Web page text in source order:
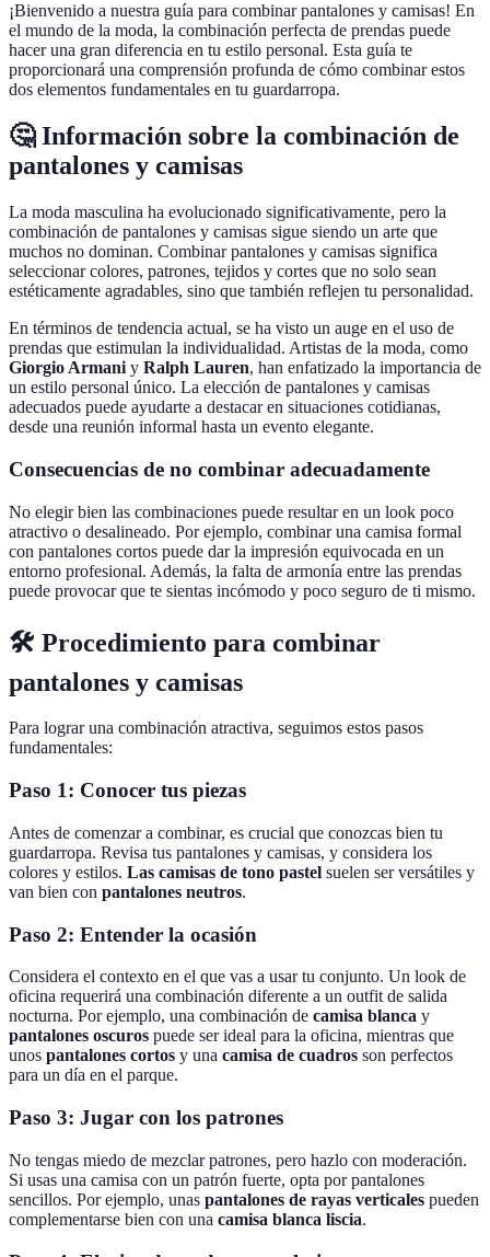
¡Bienvenido a nuestra guía para combinar pantalones y camisas! En
el mundo de la moda, la combinación perfecta de prendas puede
hacer una gran diferencia en tu estilo personal. Esta guía te
proporcionará una comprensión profunda de cómo combinar estos
dos elementos fundamentales en tu guardarropa.
🤔 Información sobre la combinación de
pantalones y camisas
La moda masculina ha evolucionado significativamente, pero la
combinación de pantalones y camisas sigue siendo un arte que
muchos no dominan. Combinar pantalones y camisas significa
seleccionar colores, patrones, tejidos y cortes que no solo sean
estéticamente agradables, sino que también reflejen tu personalidad.
En términos de tendencia actual, se ha visto un auge en el uso de
prendas que estimulan la individualidad. Artistas de la moda, como
Giorgio Armani y Ralph Lauren, han enfatizado la importancia de
un estilo personal único. La elección de pantalones y camisas
adecuados puede ayudarte a destacar en situaciones cotidianas,
desde una reunión informal hasta un evento elegante.
Consecuencias de no combinar adecuadamente
No elegir bien las combinaciones puede resultar en un look poco
atractivo o desalineado. Por ejemplo, combinar una camisa formal
con pantalones cortos puede dar la impresión equivocada en un
entorno profesional. Además, la falta de armonía entre las prendas
puede provocar que te sientas incómodo y poco seguro de ti mismo.
🛠️ Procedimiento para combinar
pantalones y camisas
Para lograr una combinación atractiva, seguimos estos pasos
fundamentales:
Paso 1: Conocer tus piezas
Antes de comenzar a combinar, es crucial que conozcas bien tu
guardarropa. Revisa tus pantalones y camisas, y considera los
colores y estilos. Las camisas de tono pastel suelen ser versátiles y
van bien con pantalones neutros.
Paso 2: Entender la ocasión
Considera el contexto en el que vas a usar tu conjunto. Un look de
oficina requerirá una combinación diferente a un outfit de salida
nocturna. Por ejemplo, una combinación de camisa blanca y
pantalones oscuros puede ser ideal para la oficina, mientras que
unos pantalones cortos y una camisa de cuadros son perfectos
para un día en el parque.
Paso 3: Jugar con los patrones
No tengas miedo de mezclar patrones, pero hazlo con moderación.
Si usas una camisa con un patrón fuerte, opta por pantalones
sencillos. Por ejemplo, unas pantalones de rayas verticales pueden
complementarse bien con una camisa blanca liscia.